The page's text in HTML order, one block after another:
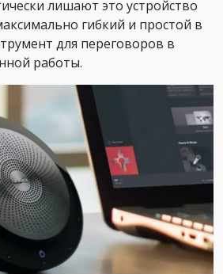
лишают это устройство
гибкий и простой в
для переговоров в
работы.